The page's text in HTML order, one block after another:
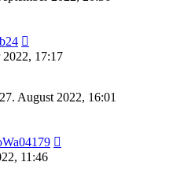
2022, 17:17
August 2022, 16:01
11:46